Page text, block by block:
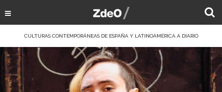
CULTURAS CONTEMPORÁNEAS DE ESPAÑA Y LATINOAMÉRICA A DIARIO